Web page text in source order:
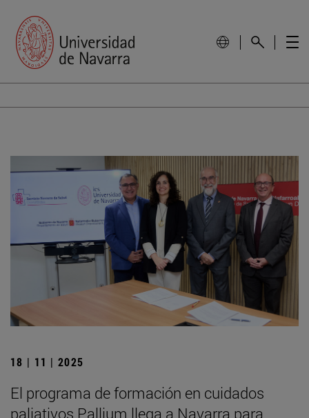
18 | 11 | 2025
El programa de formación en cuidados
paliativos Pallium llega a Navarra para